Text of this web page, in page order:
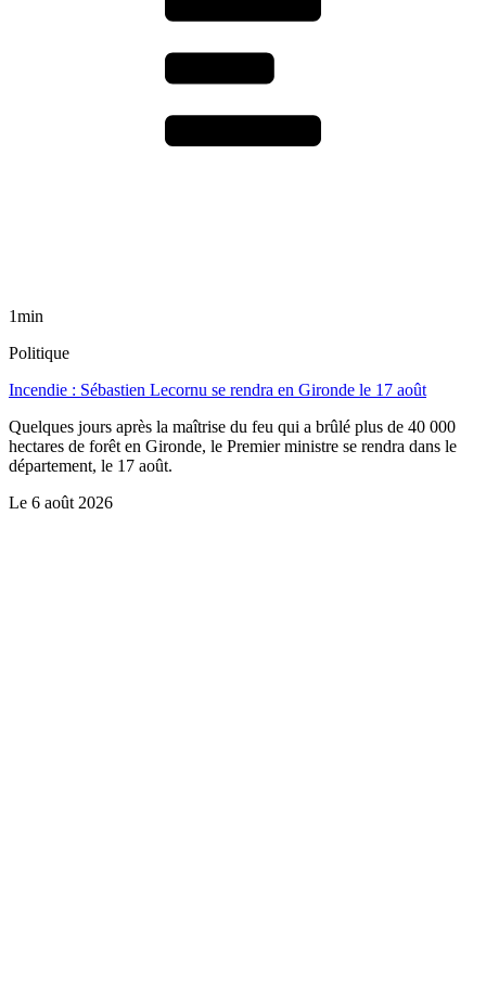
1min
Politique
Incendie : Sébastien Lecornu se rendra en Gironde le 17 août
Quelques jours après la maîtrise du feu qui a brûlé plus de 40 000
hectares de forêt en Gironde, le Premier ministre se rendra dans le
département, le 17 août.
Le 6 août 2026